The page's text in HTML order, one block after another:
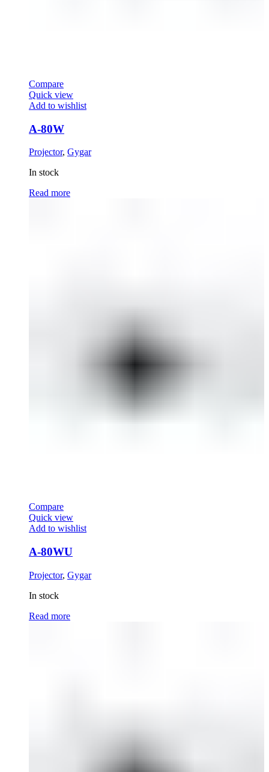
Compare
Quick view
Add to wishlist
A-80W
Projector, Gygar
In stock
Read more
Compare
Quick view
Add to wishlist
A-80WU
Projector, Gygar
In stock
Read more